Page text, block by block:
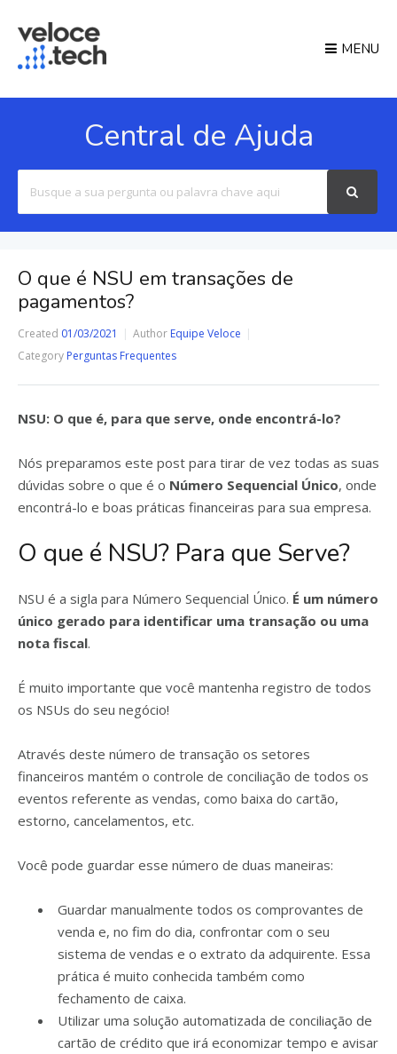
MENU
Central de Ajuda
For
O que é NSU em transações de
pagamentos?
Created 01/03/2021 Author Equipe Veloce
Category Perguntas Frequentes
NSU: O que é, para que serve, onde encontrá-lo?
Nós preparamos este post para tirar de vez todas as suas
dúvidas sobre o que é o Número Sequencial Único, onde
encontrá-lo e boas práticas financeiras para sua empresa.
O que é NSU? Para que Serve?
NSU é a sigla para Número Sequencial Único. É um número
único gerado para identificar uma transação ou uma
nota fiscal.
É muito importante que você mantenha registro de todos
os NSUs do seu negócio!
Através deste número de transação os setores
financeiros mantém o controle de conciliação de todos os
eventos referente as vendas, como baixa do cartão,
estorno, cancelamentos, etc.
Você pode guardar esse número de duas maneiras:
Guardar manualmente todos os comprovantes de
venda e, no fim do dia, confrontar com o seu
sistema de vendas e o extrato da adquirente. Essa
prática é muito conhecida também como
fechamento de caixa.
Utilizar uma solução automatizada de conciliação de
cartão de crédito que irá economizar tempo e avisar